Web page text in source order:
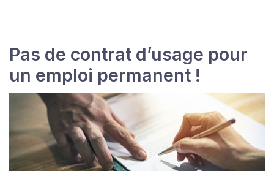
Pas de contrat d’usage pour
un emploi permanent !